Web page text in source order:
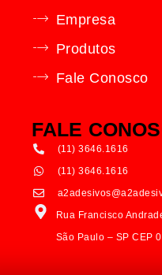
Empresa
Produtos
Fale Conosco
FALE
(11) 3646.1616
(11) 3646.1616
Rua Francisco
São Paulo – SP CEP